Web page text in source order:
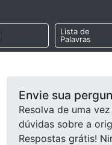
Lista de
Palavras
Envie sua
Resolva de uma
dúvidas sobre a
Respostas grátis!